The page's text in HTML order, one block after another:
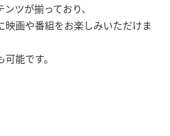
ツが揃っており、
画や番組をお楽しみいただけま
能です。